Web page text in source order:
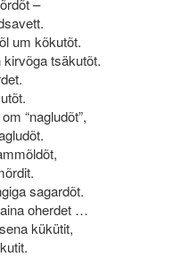
–
um kõkutõt.
kirvõga tsäkutõt.
“nagludõt”,
sagardõt.
oherdet …
kükütit,